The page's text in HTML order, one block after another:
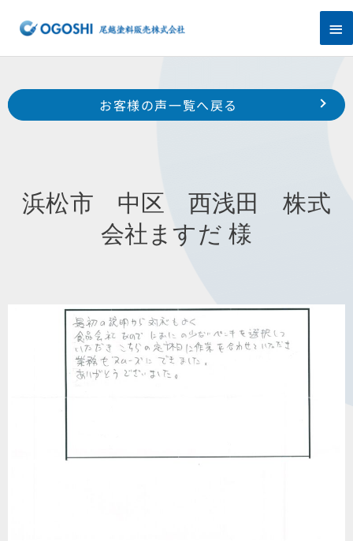
ス
プ
メ
イ
ン
メ
ー
Prev
南区 三新町 佐内 様
浜松市 東区 宮竹町 T 様
お客様の声一覧へ戻る
浜松市 中区 西浅田 株式
会社ますだ 様